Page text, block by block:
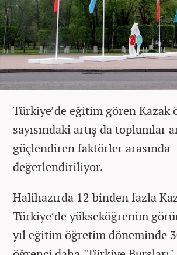
Türkiye’de eğitim gören
sayısındaki artış da toplumlar
güçlendiren faktörler arasında
değerlendiriliyor.
Halihazırda 12 binden fazla
Türkiye’de yükseköğrenim
yıl eğitim öğretim döneminde